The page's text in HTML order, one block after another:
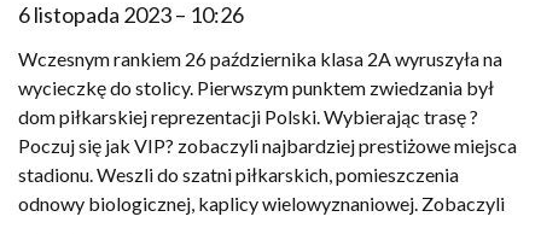
6 listopada 2023 10:26
Wczesnym rankiem 26 października klasa 2A wyruszyła na
wycieczkę do stolicy. Pierwszym punktem zwiedzania był
dom piłkarskiej reprezentacji Polski. Wybierając trasę ?
Poczuj się jak VIP? zobaczyli najbardziej prestiżowe miejsca
stadionu. Weszli do szatni piłkarskich, pomieszczenia
odnowy biologicznej, kaplicy wielowyznaniowej. Zobaczyli